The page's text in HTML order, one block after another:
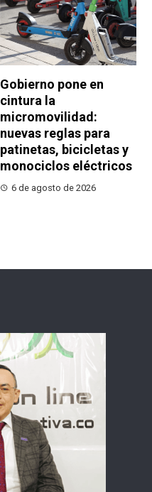
Gobierno pone en
cintura la
micromovilidad:
nuevas reglas para
patinetas, bicicletas y
monociclos eléctricos
6 de agosto de 2026